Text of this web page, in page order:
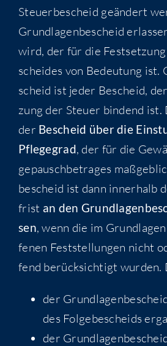
Steu­er­be­scheid geän­dert
Grund­la­gen­be­scheid
wird, der für die
schei­des von Bedeu­tung
scheid ist jeder Bescheid,
zung der Steu­er bin­dend ist.
der Bescheid über die
Pfle­ge­grad, der für die
ge­pausch­be­tra­ges
be­scheid ist dann inner­halb
frist an den
sen, wenn die im
fe­nen Fest­stel­lun­gen nicht
fend berück­sich­tigt wur­den.
der
des Fol­ge­be­scheids
der